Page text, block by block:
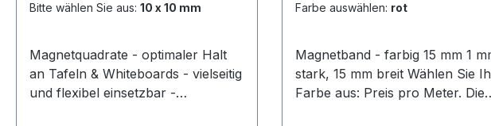
Bitte wählen Sie aus: 10 x 10 mm
Magnetquadrate - optimaler Halt
an Tafeln & Whiteboards - vielseitig
und flexibel einsetzbar -
Farbe auswählen: rot
Magnetband - farbig 15 mm 1 mm
stark, 15 mm breit Wählen Sie Ihre
Farbe aus: Preis pro Meter. Die